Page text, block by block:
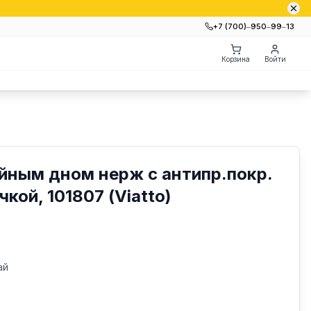
+7 (700)‒950‒99‒13
Корзина Войти
дном нерж с антипр.покр.
101807 (Viatto)